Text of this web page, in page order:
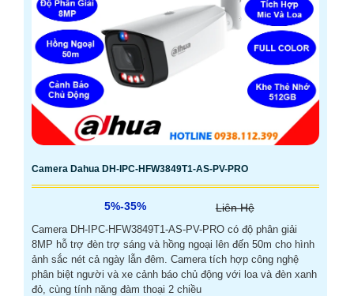
Camera Dahua DH-IPC-HFW3849T1-AS-PV-PRO
5%-35% Liên Hệ
Camera DH-IPC-HFW3849T1-AS-PV-PRO có độ phân giải
8MP hỗ trợ đèn trợ sáng và hồng ngoại lên đến 50m cho hình
ảnh sắc nét cả ngày lẫn đêm. Camera tích hợp công nghệ
phân biệt người và xe cảnh báo chủ động với loa và đèn xanh
đỏ, cùng tính năng đàm thoại 2 chiều